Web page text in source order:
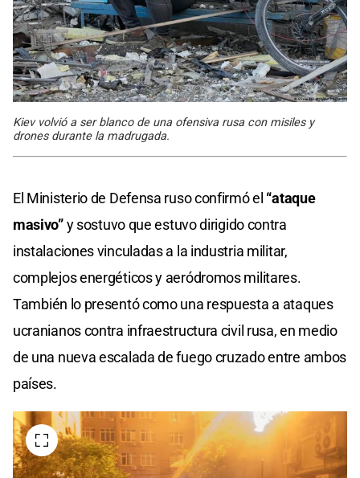
Kiev volvió a ser blanco de una ofensiva rusa con misiles y
drones durante la madrugada.
El Ministerio de Defensa ruso confirmó el “ataque
masivo”y sostuvo que estuvo dirigido contra
instalaciones vinculadas a la industria militar,
complejos energéticos y aeródromos militares.
También lo presentó como una respuesta a ataques
ucranianos contra infraestructura civil rusa, en medio
de una nueva escalada de fuego cruzado entre ambos
países.